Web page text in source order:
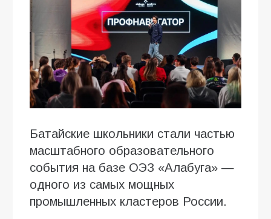
Батайские школьники стали частью
масштабного образовательного
события на базе ОЭЗ «Алабуга» —
одного из самых мощных
промышленных кластеров России.